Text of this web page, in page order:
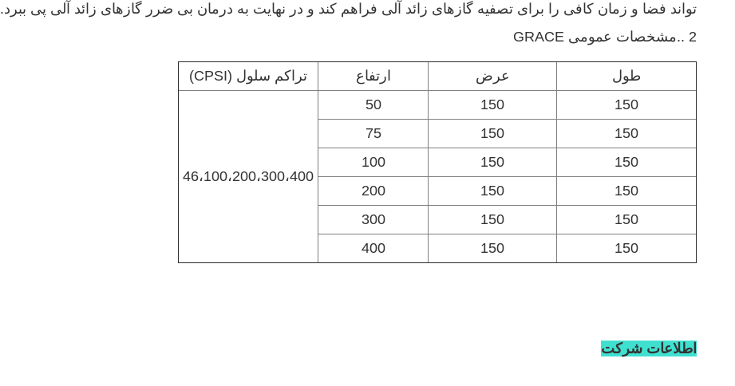
تواند فضا و زمان کافی را برای تصفیه گازهای زائد آلی فراهم کند و در نهایت به درمان بی ضرر گازهای زائد آلی پی ببرد.
2 ..
مشخصات عمومی GRACE
طول عرض ارتفاع
تراکم سلول (CPSI)
150
150
50
46،100،200،300،400
150
150
75
150
150
100
150
150
200
150
150
300
150
150
400
اطلاعات شرکت